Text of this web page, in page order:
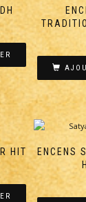
HIT
ENCENS